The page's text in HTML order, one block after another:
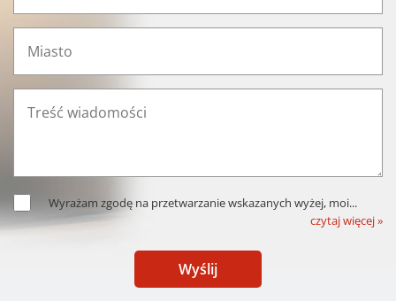
Wyrażam zgodę na przetwarzanie wskazanych wyżej, moi...
czytaj więcej »
Wyślij